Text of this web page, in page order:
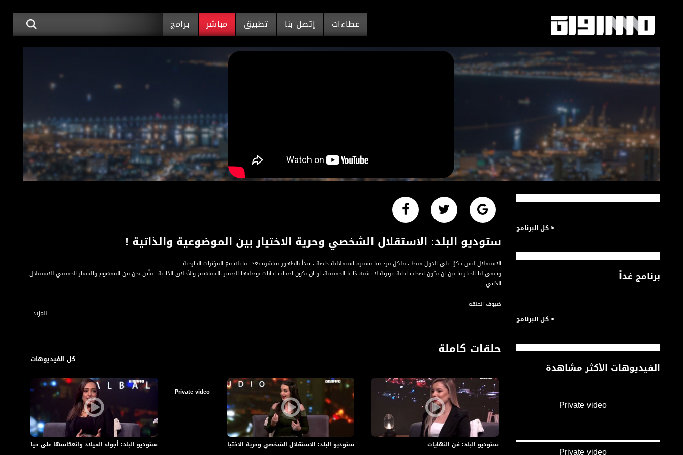
عطاءات إتصل بنا تطبيق مباشر برامج
ستوديو البلد: الاستقلال الشخصي وحرية الاختيار بين الموضوعية والذاتية !
الاستقلال ليس حكرًا على الدول فقط ، فلكل فرد منا مسيرة استقلالية خاصة ، تبدأ بالظهور مباشرة بعد تفاعله مع المؤثرات الخارجية
ويبقى لنا الخيار ما بين ان نكون اصحاب اجابة غريزية لا تشبه ذاتنا الحقيقية، او ان نكون اصحاب اجابات بوصلتها الضمير ،المفاهيم والأخلاق الذاتية ..فأين نحن من المفهوم والمسار الحقيقي للاستقلال
الذاتي !
ضيوف الحلقة:
الصحافي ضياء حاج يحيى
مستشارة المظهر ايه صفدي
قناة مساواة الفضائية، صوت فلسطينيي الداخل - لاول مرة منذ ٧٠ عام
قناة مساواة الفضائية تبث عبر الحيّز الفضائي الفلسطيني PalSat وعلى مدار القمر NileSat من خلال التردد التالي :
Downlink frequency - الترد :
12645 MHZ
للمزيد...
حلقات كاملة كل الفيديوهات
ستوديو البلد: أجواء الميلاد وانعكاسها على حياتنا
Private video
ستوديو البلد: الاستقلال الشخصي وحرية الاختيار بين الموضوعية والذاتية ! ستوديو البلد: فن النهايات
< كل البرنامج
برنامج غداً
< كل البرنامج
الفيديوهات الأكثر مشاهدة
Private video